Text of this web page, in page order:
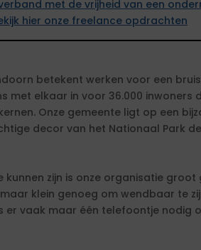
met de vrijheid van een
hier onze freelance opdrachten
betekent werken voor een
met elkaar in voor 36.000 inwoners
Onze gemeente ligt op een
decor van het Nationaal Park
kunnen zijn is onze organisatie groot
klein genoeg om wendbaar te
er vaak maar één telefoontje nodig